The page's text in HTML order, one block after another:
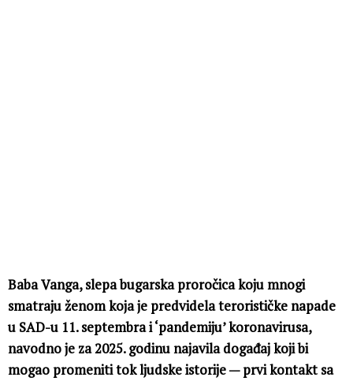
Baba Vanga, slepa bugarska proročica koju mnogi
smatraju ženom koja je predvidela terorističke napade
u SAD-u 11. septembra i ‘pandemiju’ koronavirusa,
navodno je za 2025. godinu najavila događaj koji bi
mogao promeniti tok ljudske istorije — prvi kontakt sa